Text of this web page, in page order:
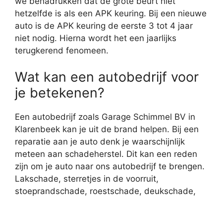
hetzelfde is als een APK keuring. Bij een nieuwe
auto is de APK keuring de eerste 3 tot 4 jaar
niet nodig. Hierna wordt het een jaarlijks
terugkerend fenomeen.
Wat kan een autobedrijf voor
je betekenen?
Een autobedrijf zoals Garage Schimmel BV in
Klarenbeek kan je uit de brand helpen. Bij een
reparatie aan je auto denk je waarschijnlijk
meteen aan schadeherstel. Dit kan een reden
zijn om je auto naar ons autobedrijf te brengen.
Lakschade, sterretjes in de voorruit,
stoeprandschade, roestschade, deukschade,